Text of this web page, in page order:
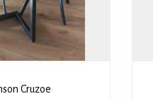
Cruzoe